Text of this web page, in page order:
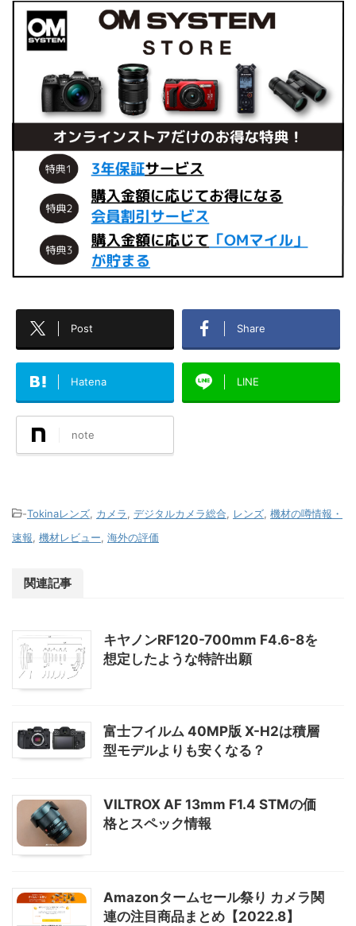
Post Share
Hatena LINE
note
-Tokinaレンズ カメラ デジタルカメラ総合 レンズ 機材の噂情報・
速報 機材レビュー 海外の評価
関連記事
キヤノンRF120-700mm F4.6-8を
想定したような特許出願
富士フイルム 40MP版 X-H2は積層
型モデルよりも安くなる？
VILTROX AF 13mm F1.4 STMの価
格とスペック情報
Amazonタームセール祭り カメラ関
連の注目商品まとめ【2022.8】